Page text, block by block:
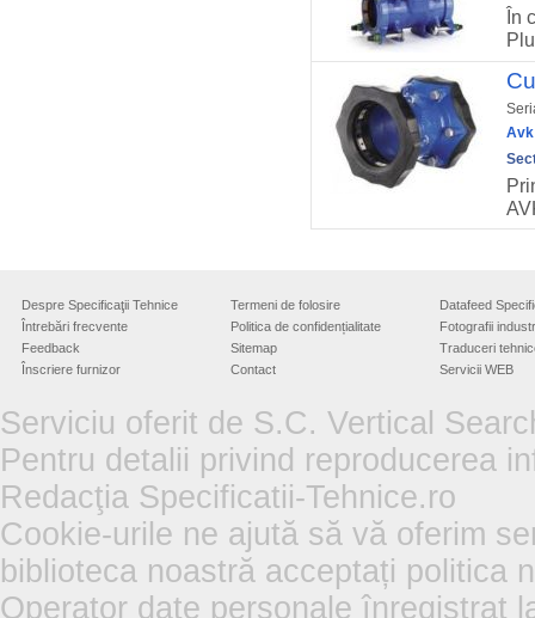
În
Avk
Despre Specificaţii Tehnice
Întrebări frecvente
Feedback
Înscriere furnizor
Termeni de folosire
Politica de confidențialitate
Sitemap
Contact
Datafeed
Fotografii
Traduceri
Servicii WEB
Serviciu oferit de S.C. Vertical
Pentru detalii privind reproducerea
Redacţia Specificatii-Tehnice.ro
Cookie-urile ne ajută să vă oferim
biblioteca noastră acceptați politica
Operator date personale înregistrat